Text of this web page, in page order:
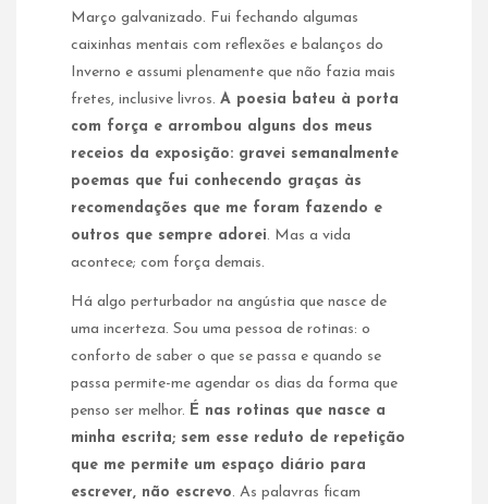
Março galvanizado. Fui fechando algumas
caixinhas mentais com reflexões e balanços do
Inverno e assumi plenamente que não fazia mais
fretes, inclusive livros. A poesia bateu à porta
com força e arrombou alguns dos meus
receios da exposição: gravei semanalmente
poemas que fui conhecendo graças às
recomendações que me foram fazendo e
outros que sempre adorei. Mas a vida
acontece; com força demais.
Há algo perturbador na angústia que nasce de
uma incerteza. Sou uma pessoa de rotinas: o
conforto de saber o que se passa e quando se
passa permite-me agendar os dias da forma que
penso ser melhor. É nas rotinas que nasce a
minha escrita; sem esse reduto de repetição
que me permite um espaço diário para
escrever, não escrevo. As palavras ficam